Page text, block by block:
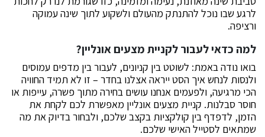
לרגע שבו נוכל להתנתק מהעולם ולשקוע לתוך שינה עמוקה
ורציפה.
למה כדאי לעבור לקניית מצעים אונליין?
בואו נודה באמת: לשוטט בין קניונים, לעבור בין מדפים עמוסים
ולנסות לנחש איך הסט ייראה אצלנו בחדר – זו לא תמיד החוויה
הכי מרגיעה, ולפעמים אנחנו עושים בחירה מתוך פשרה, עייפות או
חוסר סבלנות. קניית מצעים אונליין מאפשרת לכם לקחת את
הזמן, לדפדף בין קולקציות בקצב שלכם, ולבחור בדיוק את מה
שמתאים לסטייל האישי שלכם.